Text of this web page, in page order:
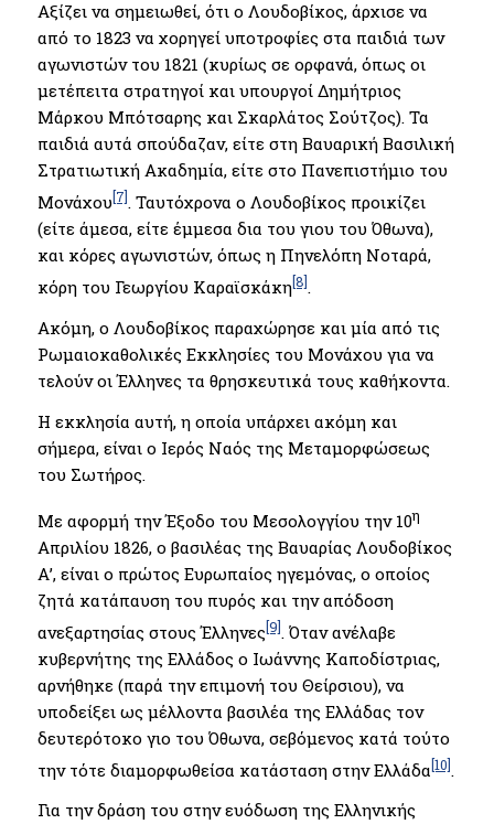
Αξίζει να σημειωθεί, ότι ο Λουδοβίκος, άρχισε να
από το 1823 να χορηγεί υποτροφίες στα παιδιά των
αγωνιστών του 1821 (κυρίως σε ορφανά, όπως οι
μετέπειτα στρατηγοί και υπουργοί Δημήτριος
Μάρκου Μπότσαρης και Σκαρλάτος Σούτζος). Τα
παιδιά αυτά σπούδαζαν, είτε στη Βαυαρική Βασιλική
Στρατιωτική Ακαδημία, είτε στο Πανεπιστήμιο του
Μονάχου[7]. Ταυτόχρονα ο Λουδοβίκος προικίζει
(είτε άμεσα, είτε έμμεσα δια του γιου του Όθωνα),
και κόρες αγωνιστών, όπως η Πηνελόπη Νοταρά,
κόρη του Γεωργίου Καραϊσκάκη[8].
Ακόμη, ο Λουδοβίκος παραχώρησε και μία από τις
Ρωμαιοκαθολικές Εκκλησίες του Μονάχου για να
τελούν οι Έλληνες τα θρησκευτικά τους καθήκοντα.
Η εκκλησία αυτή, η οποία υπάρχει ακόμη και
σήμερα, είναι ο Ιερός Ναός της Μεταμορφώσεως
του Σωτήρος.
Με αφορμή την Έξοδο του Μεσολογγίου την 10η
Απριλίου 1826, ο βασιλέας της Βαυαρίας Λουδοβίκος
Α’, είναι ο πρώτος Ευρωπαίος ηγεμόνας, ο οποίος
ζητά κατάπαυση του πυρός και την απόδοση
ανεξαρτησίας στους Έλληνες[9]. Όταν ανέλαβε
κυβερνήτης της Ελλάδος ο Ιωάννης Καποδίστριας,
αρνήθηκε (παρά την επιμονή του Θείρσιου), να
υποδείξει ως μέλλοντα βασιλέα της Ελλάδας τον
δευτερότοκο γιο του Όθωνα, σεβόμενος κατά τούτο
την τότε διαμορφωθείσα κατάσταση στην Ελλάδα[10].
Για την δράση του στην ευόδωση της Ελληνικής